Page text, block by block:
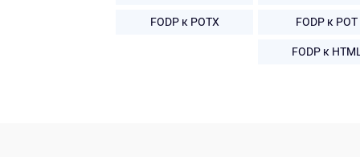
FODP к POTX FODP к POT
FODP к